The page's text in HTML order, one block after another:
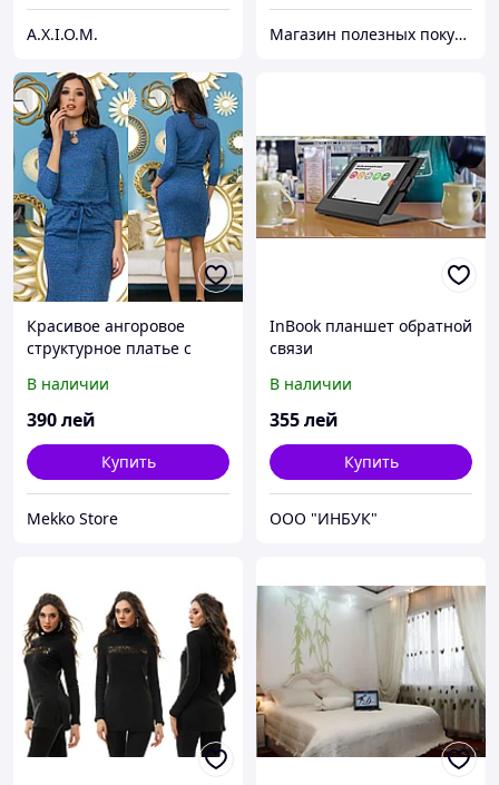
A.X.I.O.M. Магазин полезных покупок "Goodbuy"
Красивое ангоровое
структурное платье с
поясом
В наличии
390лей
Купить
Mekko Store
InBook планшет обратной
связи
В наличии
355лей
Купить
ООО "ИНБУК"